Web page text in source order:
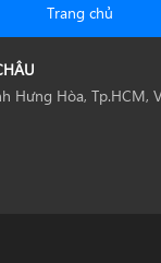
Trang chủ
Hưng Hòa, Tp.HCM,